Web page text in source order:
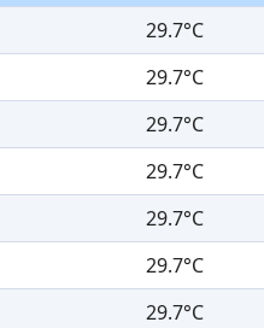
29.7°C
29.7°C
29.7°C
29.7°C
29.7°C
29.7°C
29.7°C